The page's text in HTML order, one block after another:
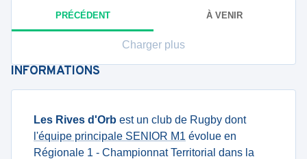
PRÉCÉDENT À VENIR
Charger plus
INFORMATIONS
Les Rives d'Orb est un club de Rugby dont
l'équipe principale SENIOR M1 évolue en
Régionale 1 - Championnat Territorial dans la